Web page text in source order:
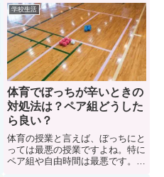
ない考え方」について解説してい
ます。他にも「ぼっちが平気にな
る克服方法」や「学校でぼっちに
なるメリット」について解説。
今、学校でぼっちに悩んでいる人
はぜひ参考にしてみましょう。
学校生活
体育でぼっちが辛いときの
対処法は？ペア組どうした
ら良い？
体育の授業と言えば、ぼっちにと
っては最悪の授業ですよね。特に
ペア組や自由時間は最悪です。こ